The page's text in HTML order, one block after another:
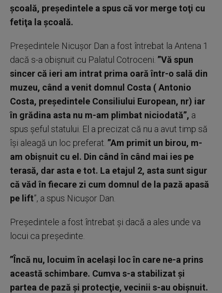
şcoală, preşedintele a spus că vor merge toţi cu
fetiţa la şcoală.
Preşedintele Nicuşor Dan a fost întrebat la Antena 1
dacă s-a obişnuit cu Palatul Cotroceni. ”Vă spun
sincer că ieri am intrat prima oară într-o sală din
muzeu, când a venit domnul Costa ( Antonio
Costa, preşedintele Consiliului European, nr) iar
în grădina asta nu m-am plimbat niciodată”, a
spus şeful statului. El a precizat că nu a avut timp să
îşi aleagă un loc preferat. ”Am primit un birou, m-
am obişnuit cu el. Din când în când mai ies pe
terasă, dar asta e tot. La etajul 2, asta sunt sigur
că văd în fiecare zi cum domnul de la pază apasă
pe lift”, a spus Nicuşor Dan.
Preşedintele a fost întrebat şi dacă a ales unde va
locui ca preşedinte.
”Încă nu, locuim în acelaşi loc în care ne-a prins
această schimbare. Cumva s-a stabilizat şi
partea de pază şi protecţie, vecinii s-au obişnuit.